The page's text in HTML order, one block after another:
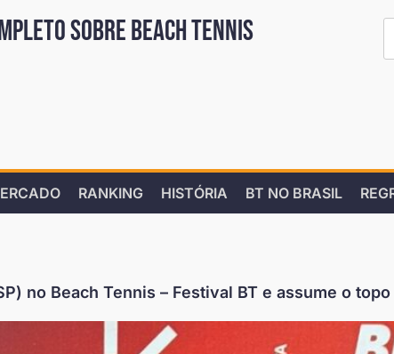
sobre Beach Tennis
RANKING HISTÓRIA BT NO BRASIL
no Beach Tennis – Festival BT e assume o